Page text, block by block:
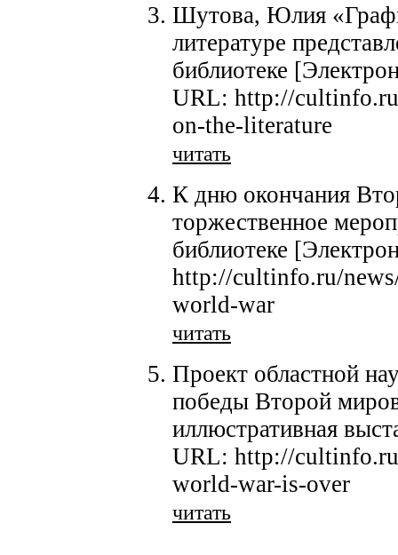
Шутова, Юлия
литературе
библиотеке
URL: http://
on-the-literature
читать
К дню окончания
торжественное
библиотеке
http://cultinfo.ru/
world-war
читать
Проект областной
победы Второй
иллюстративная
URL: http://
world-war-is-over
читать